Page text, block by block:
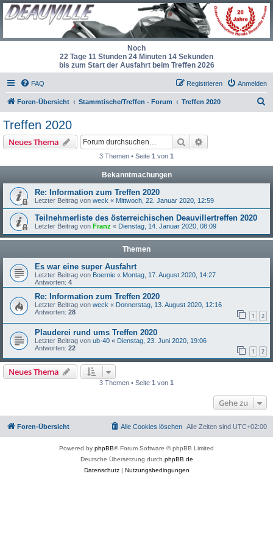
Noch
22 Tage 11 Stunden 24 Minuten 14 Sekunden
bis zum Start der Ausfahrt beim Treffen 2026
FAQ Anmelden
Registrieren
Foren-Übersicht Stammtische/Treffen - Forum Treffen 2020
Treffen 2020
Neues Thema Suche
3 Themen • Seite 1 von 1
Bekanntmachungen
Re: Information zum Treffen 2020
Letzter Beitrag von weck « Mittwoch, 22. Januar 2020, 12:59
Teilnehmerliste des österreichischen Deauvillertreffen 2020
Letzter Beitrag von Franz « Dienstag, 14. Januar 2020, 08:09
Themen
Es war eine super Ausfahrt
Letzter Beitrag von Boernie « Montag, 17. August 2020, 14:27
Antworten: 4
Re: Information zum Treffen 2020
Letzter Beitrag von weck « Donnerstag, 13. August 2020, 12:16
Antworten: 28 1 2
Plauderei rund ums Treffen 2020
Letzter Beitrag von ub-40 « Dienstag, 23. Juni 2020, 19:06
Antworten: 22 1 2
Neues Thema
3 Themen • Seite 1 von 1
Gehe zu
Foren-Übersicht Alle Zeiten sind UTC+02:00
Alle Cookies löschen
Powered by phpBB® Forum Software © phpBB Limited
Deutsche Übersetzung durch phpBB.de
Datenschutz| Nutzungsbedingungen